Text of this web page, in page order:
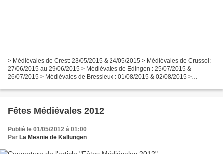
> Médiévales de Crest: 23/05/2015 & 24/05/2015 > Médiévales de Crussol:
27/06/2015 au 29/06/2015 > Médiévales de Edingen : 25/07/2015 &
26/07/2015 > Médiévales de Bressieux : 01/08/2015 & 02/08/2015 >
Fêtes Médiévales 2012
Publié le 01/05/2012 à 01:00
Par La Mesnie de Kallungen